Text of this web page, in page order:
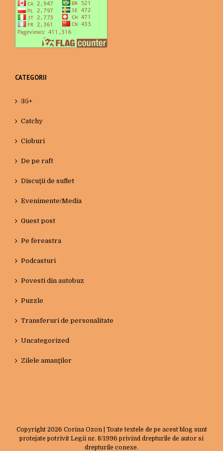
CATEGORII
35+
Catchy
Cioburi
De pe raft
Discuţii de suflet
Evenimente/Media
Guest post
Pe fereastra
Podcasturi
Povesti din autobuz
Puzzle
Transferuri de personalitate
Uncategorized
Zilele amanţilor
Copyright 2026 Corina Ozon | Toate textele de pe acest blog sunt
protejate potrivit Legii nr. 8/1996 privind drepturile de autor si
drepturile conexe.